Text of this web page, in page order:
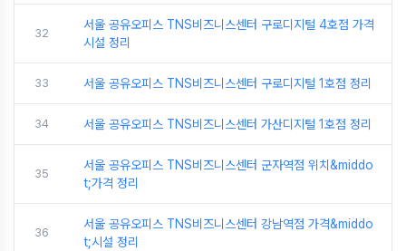
32
서울 공유오피스 TNS비즈니스센터 구로디지털 4호점 가격
시설 정리
33 서울 공유오피스 TNS비즈니스센터 구로디지털 1호점 정리
34 서울 공유오피스 TNS비즈니스센터 가산디지털 1호점 정리
35
서울 공유오피스 TNS비즈니스센터 군자역점 위치&middo
t;가격 정리
36
서울 공유오피스 TNS비즈니스센터 강남역점 가격&middo
t;시설 정리